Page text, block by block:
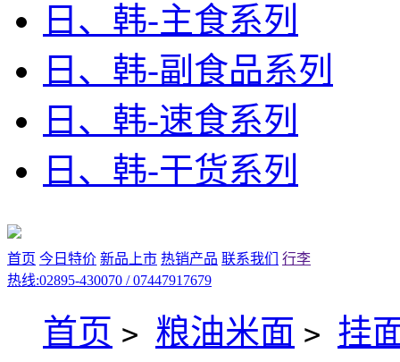
日、韩-主食系列
日、韩-副食品系列
日、韩-速食系列
日、韩-干货系列
首页 今日特价 新品上市 热销产品 联系我们
行李
热线:02895-430070 / 07447917679
首页 > 粮油米面 > 挂